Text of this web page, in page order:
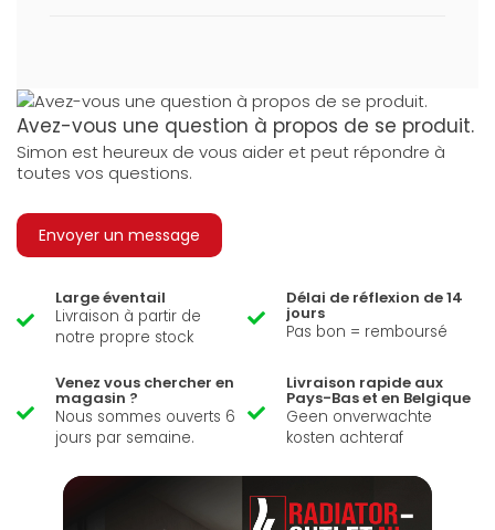
Avez-vous une question à propos de se produit.
Simon est heureux de vous aider et peut répondre à
toutes vos questions.
Envoyer un message
Large éventail
Livraison à partir de
notre propre stock
Délai de réflexion de 14
jours
Pas bon = remboursé
Venez vous chercher en
magasin ?
Nous sommes ouverts 6
jours par semaine.
Livraison rapide aux
Pays-Bas et en Belgique
Geen onverwachte
kosten achteraf